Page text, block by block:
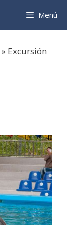
Menú
» Excursión